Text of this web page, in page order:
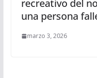
recreativo del
una persona
marzo 3, 2026